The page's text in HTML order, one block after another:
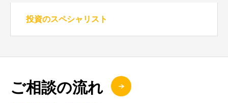
投資のスペシャリスト
ご相談の流れ